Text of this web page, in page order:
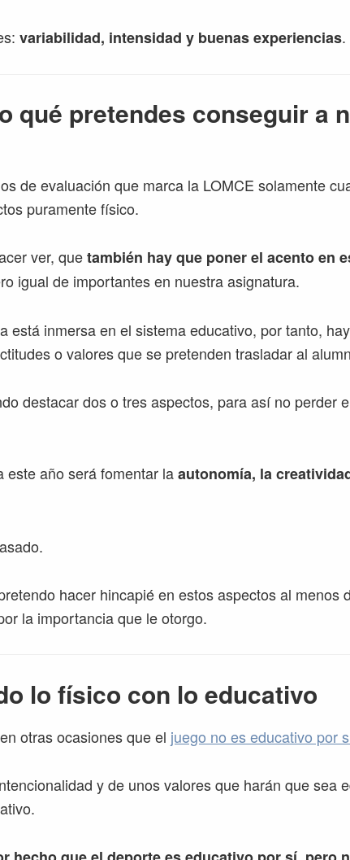
variabilidad, intensidad y buenas experiencias.
qué pretendes conseguir a
de evaluación que marca la LOMCE solamente
puramente físico.
ver, quetambién hay que poner el acento en
igual de importantes en nuestra asignatura.
está inmersa en el sistema educativo, por tanto,
o valores que se pretenden trasladar al
destacar dos o tres aspectos, para así no perder
este año será fomentar laautonomía, la
hacer hincapié en estos aspectos al menos
la importancia que le otorgo.
lo físico con lo educativo
otras ocasiones que el juego no es educativo por
y de unos valores que harán que sea